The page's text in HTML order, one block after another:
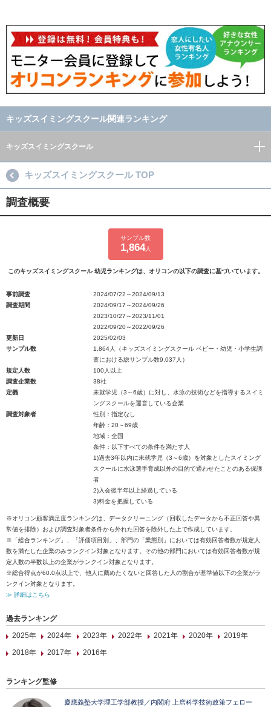
キッズスイミングスクール関連ランキング
キッズスイミングスクール
キッズスイミングスクール TOP
調査概要
サンプル数
1,864人
このキッズスイミングスクール 幼児ランキングは、オリコンの以下の調査に基づいています。
事前調査
2024/07/22～2024/09/13
調査期間
2024/09/17～2024/09/26
2023/10/27～2023/11/01
2022/09/20～2022/09/26
更新日
2025/02/03
サンプル数
1,864人（キッズスイミングスクール ベビー・幼児・小学生調
査における総サンプル数9,037人）
規定人数
100人以上
調査企業数
38社
定義
未就学児（3～6歳）に対し、水泳の技術などを指導するスイミ
ングスクールを運営している企業
調査対象者
性別：指定なし
年齢：20～69歳
地域：全国
条件：以下すべての条件を満たす人
1)過去3年以内に未就学児（3～6歳）を対象としたスイミング
スクールに水泳選手育成以外の目的で通わせたことのある保護
者
2)入会後半年以上経過している
3)料金を把握している
※オリコン顧客満足度ランキングは、データクリーニング（回収したデータから不正回答や異
常値を排除）および調査対象者条件から外れた回答を除外した上で作成しています。
※「総合ランキング」、「評価項目別」、部門の「業態別」においては有効回答者数が規定人
数を満たした企業のみランクイン対象となります。その他の部門においては有効回答者数が規
定人数の半数以上の企業がランクイン対象となります。
※総合得点が60.0点以上で、他人に薦めたくないと回答した人の割合が基準値以下の企業がラ
ンクイン対象となります。
≫ 詳細はこちら
過去ランキング
2025年
2024年 2023年 2022年 2021年 2020年
2019年
2018年
2017年 2016年
ランキング監修
慶應義塾大学理工学部教授／内閣府 上席科学技術政策フェロー